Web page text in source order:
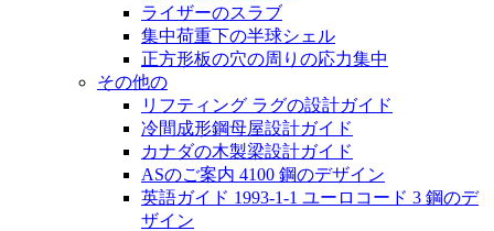
ライザーのスラブ
集中荷重下の半球シェル
正方形板の穴の周りの応力集中
その他の
リフティング ラグの設計ガイド
冷間成形鋼母屋設計ガイド
カナダの木製梁設計ガイド
ASのご案内 4100 鋼のデザイン
英語ガイド 1993-1-1 ユーロコード 3 鋼のデ
ザイン